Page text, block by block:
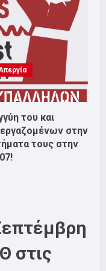
του και
εργαζομένων στην
τους στην
στις